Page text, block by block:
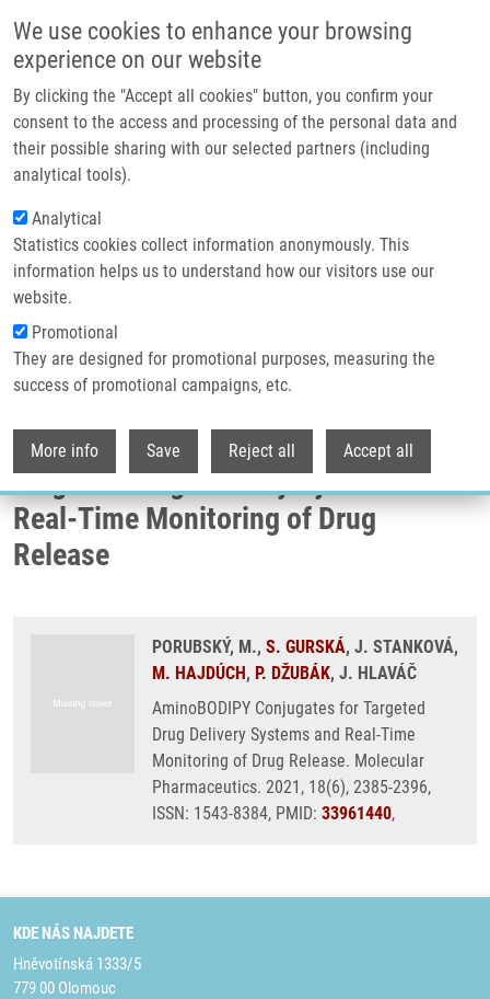
We use cookies to enhance your browsing
experience on our website
By clicking the "Accept all cookies" button, you confirm your
consent to the access and processing of the personal data and
their possible sharing with our selected partners (including
analytical tools).
Analytical
Statistics cookies collect information anonymously. This
information helps us to understand how our visitors use our
website.
Promotional
They are designed for promotional purposes, measuring the
success of promotional campaigns, etc.
More info Save Reject all Accept all
Header image
Drobečková navigace
Domů
AminoBODIPY Conjugates For Targeted Drug Delivery Systems And Real-
Time Monitoring Of Drug Release
AminoBODIPY Conjugates for
Targeted Drug Delivery Systems and
Real-Time Monitoring of Drug
Release
PORUBSKÝ, M., S. GURSKÁ, J. STANKOVÁ,
M. HAJDÚCH, P. DŽUBÁK, J. HLAVÁČ
AminoBODIPY Conjugates for Targeted
Drug Delivery Systems and Real-Time
Monitoring of Drug Release. Molecular
Pharmaceutics. 2021, 18(6), 2385-2396,
ISSN: 1543-8384, PMID: 33961440,
KDE NÁS NAJDETE
Hněvotínská 1333/5
779 00 Olomouc